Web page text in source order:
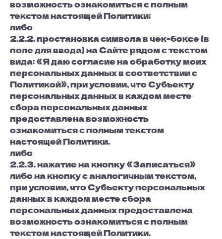
возможность ознакомиться с полным
текстом настоящей Политики;
либо
2.2.2. простановка символа в чек-боксе (в
поле для ввода) на Сайте рядом с текстом
вида: «Я даю согласие на обработку моих
персональных данных в соответствии с
Политикой», при условии, что Субъекту
персональных данных в каждом месте
сбора персональных данных
предоставлена возможность
ознакомиться с полным текстом
настоящей Политики.
либо
2.2.3. нажатие на кнопку «Записаться»
либо на кнопку с аналогичным текстом,
при условии, что Субъекту персональных
данных в каждом месте сбора
персональных данных предоставлена
возможность ознакомиться с полным
текстом настоящей Политики.